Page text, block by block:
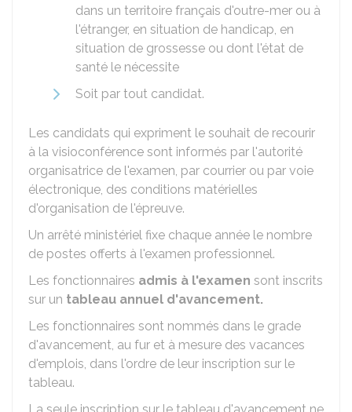
dans un territoire français d'outre-mer ou à
l'étranger, en situation de handicap, en
situation de grossesse ou dont l'état de
santé le nécessite
Soit par tout candidat.
Les candidats qui expriment le souhait de recourir
à la visioconférence sont informés par l'autorité
organisatrice de l'examen, par courrier ou par voie
électronique, des conditions matérielles
d'organisation de l'épreuve.
Un arrêté ministériel fixe chaque année le nombre
de postes offerts à l'examen professionnel.
Les fonctionnaires admis à l'examen sont inscrits
sur un tableau annuel d'avancement.
Les fonctionnaires sont nommés dans le grade
d'avancement, au fur et à mesure des vacances
d'emplois, dans l'ordre de leur inscription sur le
tableau.